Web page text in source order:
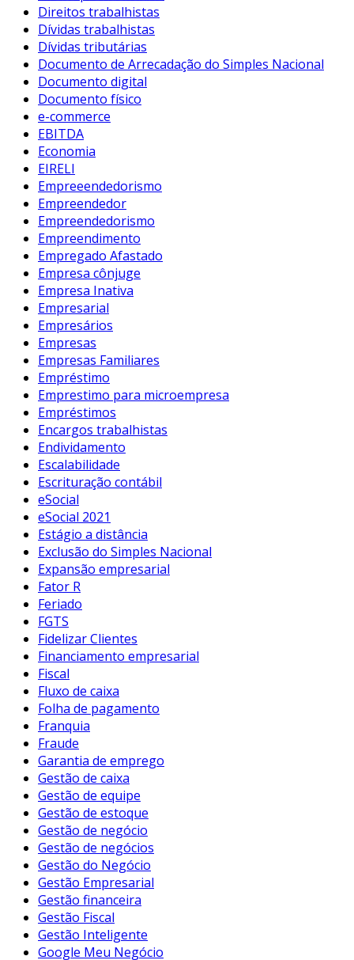
Direitos trabalhistas
Dívidas trabalhistas
Dívidas tributárias
Documento de Arrecadação do Simples Nacional
Documento digital
Documento físico
e-commerce
EBITDA
Economia
EIRELI
Empreeendedorismo
Empreendedor
Empreendedorismo
Empreendimento
Empregado Afastado
Empresa cônjuge
Empresa Inativa
Empresarial
Empresários
Empresas
Empresas Familiares
Empréstimo
Emprestimo para microempresa
Empréstimos
Encargos trabalhistas
Endividamento
Escalabilidade
Escrituração contábil
eSocial
eSocial 2021
Estágio a distância
Exclusão do Simples Nacional
Expansão empresarial
Fator R
Feriado
FGTS
Fidelizar Clientes
Financiamento empresarial
Fiscal
Fluxo de caixa
Folha de pagamento
Franquia
Fraude
Garantia de emprego
Gestão de caixa
Gestão de equipe
Gestão de estoque
Gestão de negócio
Gestão de negócios
Gestão do Negócio
Gestão Empresarial
Gestão financeira
Gestão Fiscal
Gestão Inteligente
Google Meu Negócio